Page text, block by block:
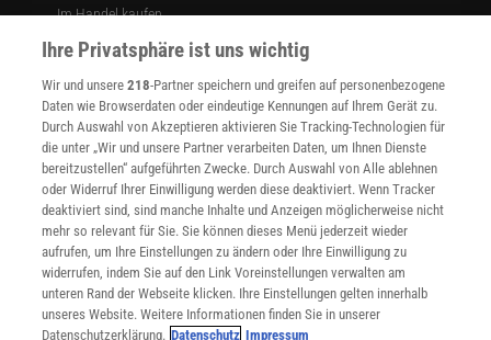
Im Handel kaufen
Presse
Verträge kündigen
Widerruf
INFO
Mediadaten
Datenschutz
Nutzungsbedingungen
Cookie-Einstellungen
Utiq verwalten
Nutzungsbasierte Onlinewerbung
Alle Artikel
Impressum
Ihre Privatsphäre ist uns wichtig
Wir und unsere218-Partner speichern und greifen auf personenbezogene
Daten wie Browserdaten oder eindeutige Kennungen auf Ihrem Gerät zu.
Durch Auswahl von Akzeptieren aktivieren Sie Tracking-Technologien für
die unter „Wir und unsere Partner verarbeiten Daten, um Ihnen Dienste
bereitzustellen“ aufgeführten Zwecke. Durch Auswahl von Alle ablehnen
oder Widerruf Ihrer Einwilligung werden diese deaktiviert. Wenn Tracker
deaktiviert sind, sind manche Inhalte und Anzeigen möglicherweise nicht
mehr so relevant für Sie. Sie können dieses Menü jederzeit wieder
aufrufen, um Ihre Einstellungen zu ändern oder Ihre Einwilligung zu
widerrufen, indem Sie auf den Link Voreinstellungen verwalten am
unteren Rand der Webseite klicken. Ihre Einstellungen gelten innerhalb
unseres Website. Weitere Informationen finden Sie in unserer
Datenschutzerklärung. Datenschutz Impressum